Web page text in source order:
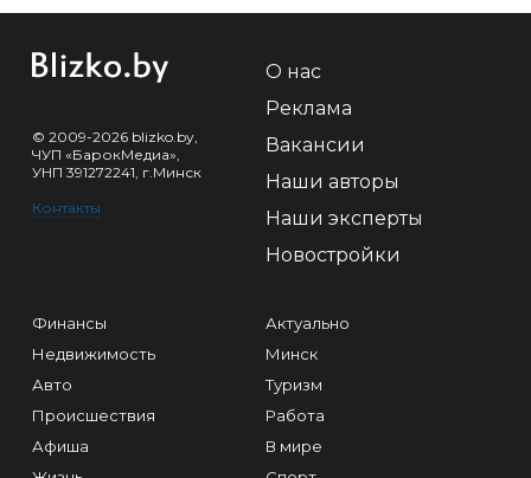
© 2009-2026 blizko.by,
ЧУП «БарокМедиа»,
УНП 391272241, г.Минск
Контакты
О нас
Реклама
Вакансии
Наши авторы
Наши эксперты
Новостройки
Финансы
Недвижимость
Авто
Происшествия
Афиша
Актуально
Минск
Туризм
Работа
В мире